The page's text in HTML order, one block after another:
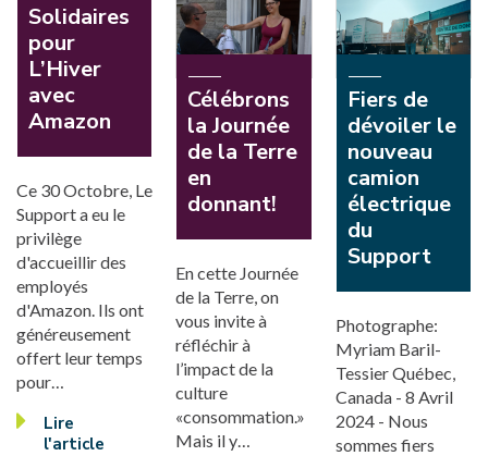
Solidaires
pour
L’Hiver
avec
Amazon
Ce 30 Octobre, Le
Support a eu le
privilège
d'accueillir des
employés
d'Amazon. Ils ont
généreusement
offert leur temps
pour…
Lire
l'article
Célébrons
la Journée
de la Terre
en
donnant!
En cette Journée
de la Terre, on
vous invite à
réfléchir à
l’impact de la
culture
«consommation.»
Mais il y…
Fiers de
dévoiler le
nouveau
camion
électrique
du
Support
Photographe:
Myriam Baril-
Tessier Québec,
Canada - 8 Avril
2024 - Nous
sommes fiers